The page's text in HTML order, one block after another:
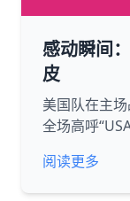
感动瞬间
皮
美国队在主
全场高呼
阅读更多